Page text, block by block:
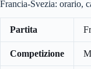
Francia-Svezia: orario,
Partita
Competizione